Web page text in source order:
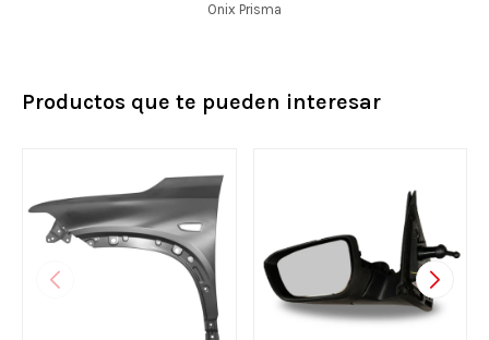
Onix Prisma
Productos que te pueden interesar